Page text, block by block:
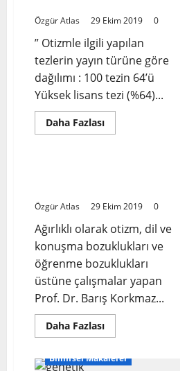
Özgür Atlas 29 Ekim 2019 0
” Otizmle ilgili yapılan
tezlerin yayın türüne göre
dağılımı : 100 tezin 64’ü
Yüksek lisans tezi (%64)...
Daha FazlasıRead
more
Merkezinde
Tezler
(2017’e
Kadar)
Röportajlar
Özgür Atlas 29 Ekim 2019 0
Ağırlıklı olarak otizm, dil ve
konuşma bozuklukları ve
öğrenme bozuklukları
üstüne çalışmalar yapan
Prof. Dr. Barış Korkmaz...
Daha FazlasıRead
more
Dr.
Bilimsel Makaleler